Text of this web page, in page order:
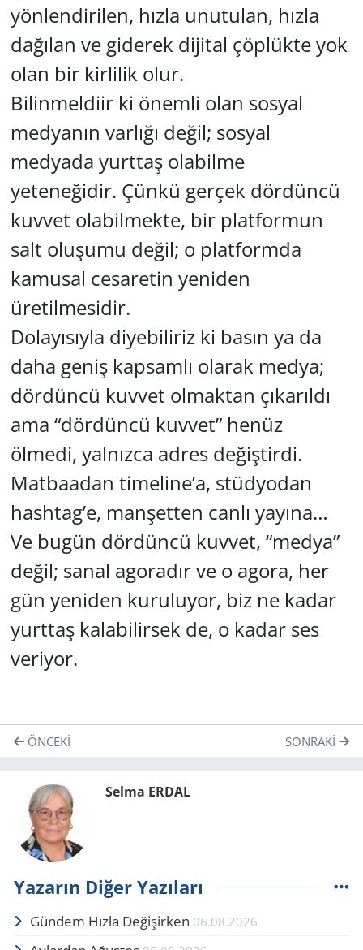
yönlendirilen, hızla unutulan, hızla
dağılan ve giderek dijital çöplükte yok
olan bir kirlilik olur.
Bilinmeldiir ki önemli olan sosyal
medyanın varlığı değil; sosyal
medyada yurttaş olabilme
yeteneğidir. Çünkü gerçek dördüncü
kuvvet olabilmekte, bir platformun
salt oluşumu değil; o platformda
kamusal cesaretin yeniden
üretilmesidir.
Dolayısıyla diyebiliriz ki basın ya da
daha geniş kapsamlı olarak medya;
dördüncü kuvvet olmaktan çıkarıldı
ama “dördüncü kuvvet” henüz
ölmedi, yalnızca adres değiştirdi.
Matbaadan timeline’a, stüdyodan
hashtag’e, manşetten canlı yayına…
Ve bugün dördüncü kuvvet, “medya”
değil; sanal agoradır ve o agora, her
gün yeniden kuruluyor, biz ne kadar
yurttaş kalabilirsek de, o kadar ses
veriyor.
ÖNCEKI SONRAKI
Selma ERDAL
Yazarın Diğer Yazıları
Gündem Hızla Değişirken 06.08.2026